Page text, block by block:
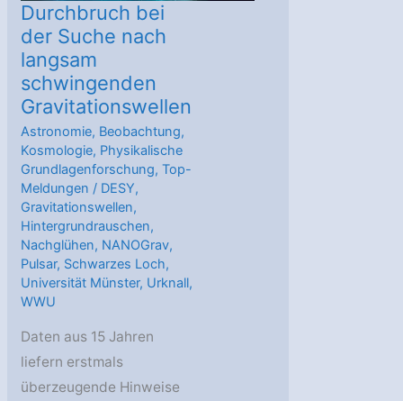
Durchbruch bei
der Suche nach
langsam
schwingenden
Gravitationswellen
Astronomie, Beobachtung,
Kosmologie, Physikalische
Grundlagenforschung,Top-
Meldungen / DESY,
Gravitationswellen,
Hintergrundrauschen,
Nachglühen, NANOGrav,
Pulsar, Schwarzes Loch,
Universität Münster, Urknall,
WWU
Daten aus 15 Jahren
liefern erstmals
überzeugende Hinweise